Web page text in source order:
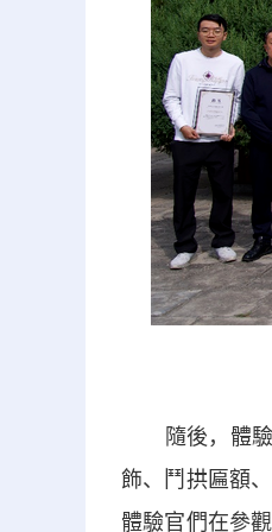
隨後，體驗
飾、鬥拱匾額
體驗官們在參